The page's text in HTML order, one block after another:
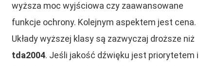
wyższa moc wyjściowa czy zaawansowane
funkcje ochrony. Kolejnym aspektem jest cena.
Układy wyższej klasy są zazwyczaj droższe niż
tda2004. Jeśli jakość dźwięku jest priorytetem i